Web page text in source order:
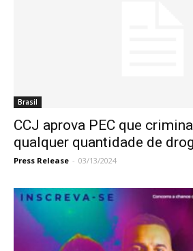
Brasil
CCJ aprova PEC que
qualquer quantidade de
Press Release - 03/13/2024